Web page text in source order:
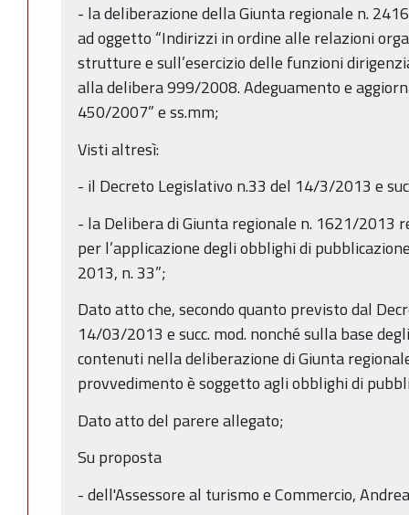
- la deliberazione della Giunta regionale n.
ad oggetto “Indirizzi in ordine alle relazioni
strutture e sull’esercizio delle funzioni
alla delibera 999/2008. Adeguamento e
450/2007” e ss.mm;
Visti altresì:
- il Decreto Legislativo n.33 del 14/3/2013 e
- la Delibera di Giunta regionale n. 1621/2013
per l’applicazione degli obblighi di
2013, n. 33”;
Dato atto che, secondo quanto previsto dal
14/03/2013 e succ. mod. nonché sulla base
contenuti nella deliberazione di Giunta
provvedimento è soggetto agli obblighi di
Dato atto del parere allegato;
Su proposta
- dell'Assessore al turismo e Commercio,